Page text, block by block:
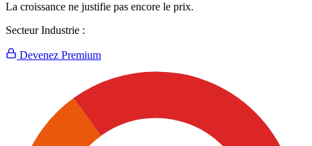
La croissance ne justifie pas encore le prix.
Secteur Industrie :
Devenez Premium